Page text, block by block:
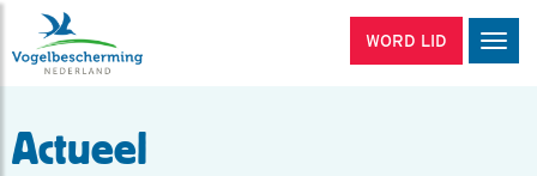
WORD LID
Actueel